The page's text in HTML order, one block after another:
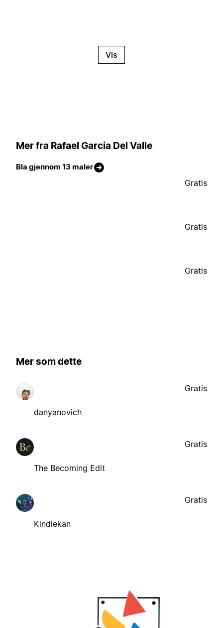
Vis
Mer fra Rafael Garcia Del Valle
Bla gjennom 13 maler
Gratis
Gratis
Gratis
Mer som dette
danyanovich
Gratis
The Becoming Edit
Gratis
Kindlekan
Gratis